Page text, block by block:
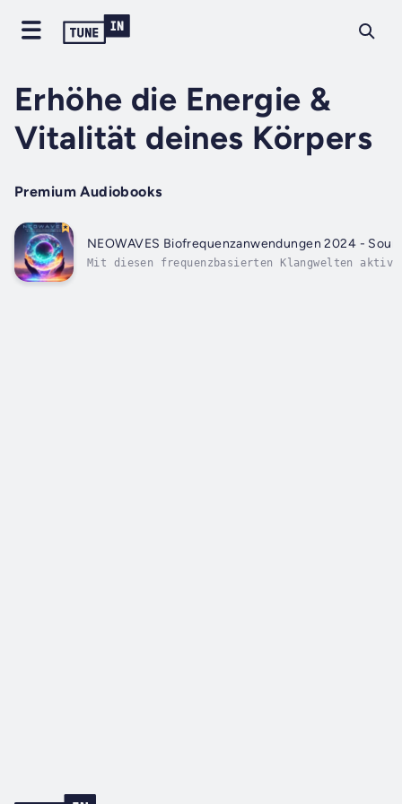
Erhöhe die Energie &
Vitalität deines Körpers
Premium Audiobooks
NEOWAVES Biofrequenzanwendungen 2024 -
Mit diesen frequenzbasierten Klangwelten